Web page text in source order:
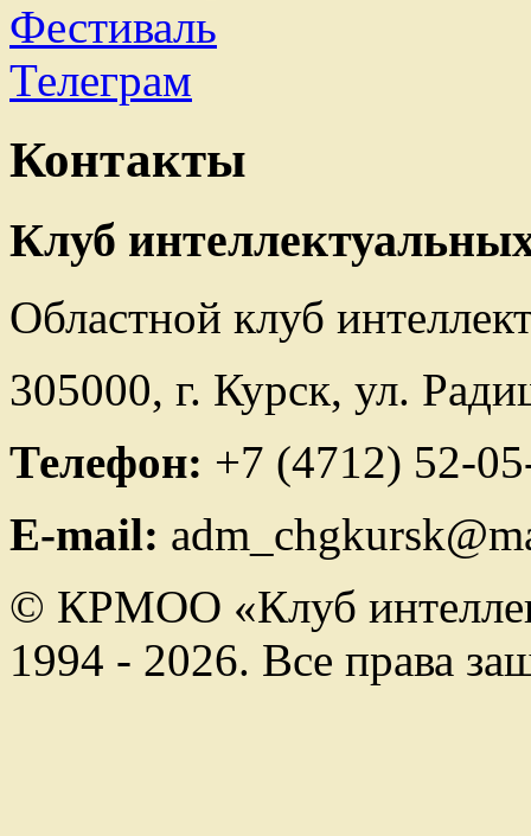
Фестиваль
Телеграм
Контакты
Клуб
Областной клуб
305000, г. Курск, ул.
Телефон: +7 (4712) 52-
E-mail:
© КРМОО «Клуб
1994 - 2026. Все права